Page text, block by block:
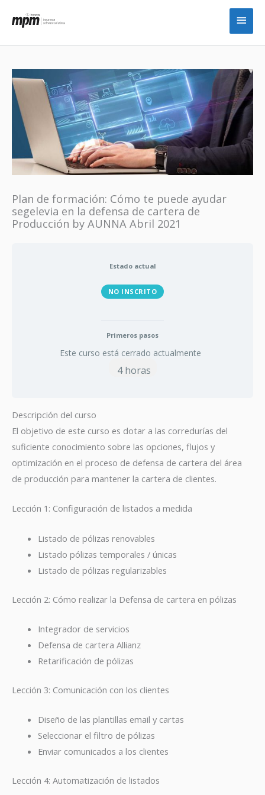
Plan de formación: Cómo te puede ayudar
segelevia en la defensa de cartera de
Producción by AUNNA Abril 2021
Estado actual
NO INSCRITO
Primeros pasos
Este curso está cerrado actualmente
4 horas
Descripción del curso
El objetivo de este curso es dotar a las corredurías del
suficiente conocimiento sobre las opciones, flujos y
optimización en el proceso de defensa de cartera del área
de producción para mantener la cartera de clientes.
Lección 1: Configuración de listados a medida
Listado de pólizas renovables
Listado pólizas temporales / únicas
Listado de pólizas regularizables
Lección 2: Cómo realizar la Defensa de cartera en pólizas
Integrador de servicios
Defensa de cartera Allianz
Retarificación de pólizas
Lección 3: Comunicación con los clientes
Diseño de las plantillas email y cartas
Seleccionar el filtro de pólizas
Enviar comunicados a los clientes
Lección 4: Automatización de listados